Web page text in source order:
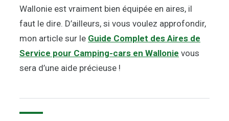
Wallonie est vraiment bien équipée en aires, il
faut le dire. D’ailleurs, si vous voulez approfondir,
mon article sur le Guide Complet des Aires de
Service pour Camping-cars en Wallonie vous
sera d’une aide précieuse !